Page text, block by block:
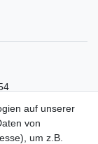
auf unserer
von
um z.B.